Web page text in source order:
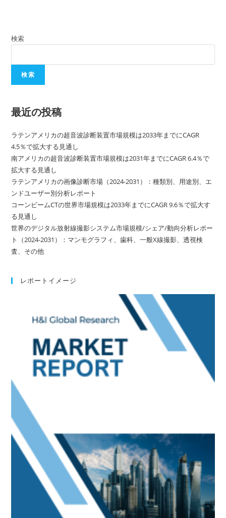
検索
検索
最近の投稿
ラテンアメリカの超音波診断装置市場規模は2033年までにCAGR
4.5％で拡大する見通し
南アメリカの超音波診断装置市場規模は2031年までにCAGR 6.4％で
拡大する見通し
ラテンアメリカの画像診断市場（2024-2031）：種類別、用途別、エ
ンドユーザー別分析レポート
コーンビームCTの世界市場規模は2033年までにCAGR 9.6％で拡大す
る見通し
世界のデジタル放射線撮影システム市場規模/シェア/動向分析レポー
ト（2024-2031）：マンモグラフィ、歯科、一般X線撮影、透視検
査、その他
レポートイメージ